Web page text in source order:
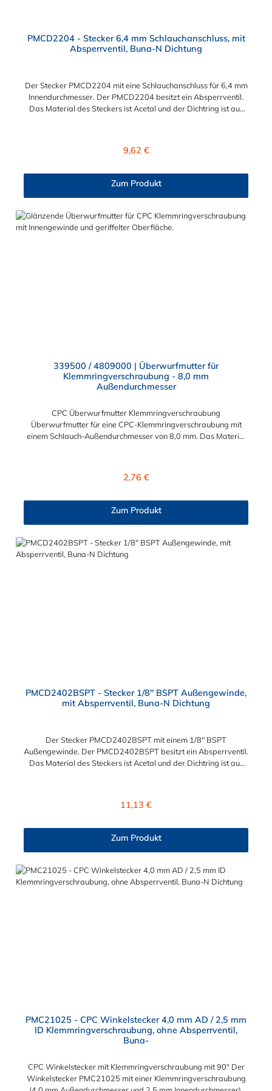
PMCD2204 - Stecker 6,4 mm Schlauchanschluss, mit
Absperrventil, Buna-N Dichtung
Der Stecker PMCD2204 mit eine Schlauchanschluss für 6,4 mm
Innendurchmesser. Der PMCD2204 besitzt ein Absperrventil.
Das Material des Steckers ist Acetal und der Dichtring ist aus
Regulärer Preis:
9,62 €
Zum Produkt
339500 / 4809000 | Überwurfmutter für
Klemmringverschraubung - 8,0 mm
Außendurchmesser
CPC Überwurfmutter Klemmringverschraubung
Überwurfmutter für eine CPC-Klemmringverschraubung mit
einem Schlauch-Außendurchmesser von 8,0 mm. Das Material
Regulärer Preis:
2,76 €
Zum Produkt
PMCD2402BSPT - Stecker 1/8" BSPT Außengewinde,
mit Absperrventil, Buna-N Dichtung
Der Stecker PMCD2402BSPT mit einem 1/8" BSPT
Außengewinde. Der PMCD2402BSPT besitzt ein Absperrventil.
Das Material des Steckers ist Acetal und der Dichtring ist aus
Regulärer Preis:
11,13 €
Zum Produkt
PMC21025 - CPC Winkelstecker 4,0 mm AD / 2,5 mm
ID Klemmringverschraubung, ohne Absperrventil,
Buna-
CPC Winkelstecker mit Klemmringverschraubung mit 90° Der
Winkelstecker PMC21025 mit einer Klemmringverschraubung